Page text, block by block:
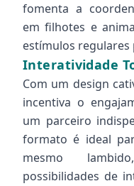
fomenta a
em filhotes e
estímulos regulares
Interatividade
Com um design
incentiva o
um parceiro
formato é ideal
mesmo
possibilidades de